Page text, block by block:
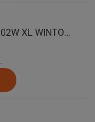
DAVANTI Автошина 275/35 R20 102W XL WINTOURA+ зима